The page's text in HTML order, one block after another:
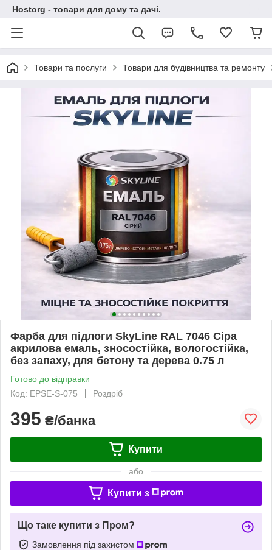
Hostorg - товари для дому та дачі.
Товари та послуги Товари для будівництва та ремонту
Фарба для підлоги SkyLine RAL 7046 Сіра
акрилова емаль, зносостійка, вологостійка,
без запаху, для бетону та дерева 0.75 л
Готово до відправки
Код: EPSE-S-075
Роздріб
395 ₴/банка
Купити
або
Купити з
Що таке купити з Пром?
Замовлення під захистом